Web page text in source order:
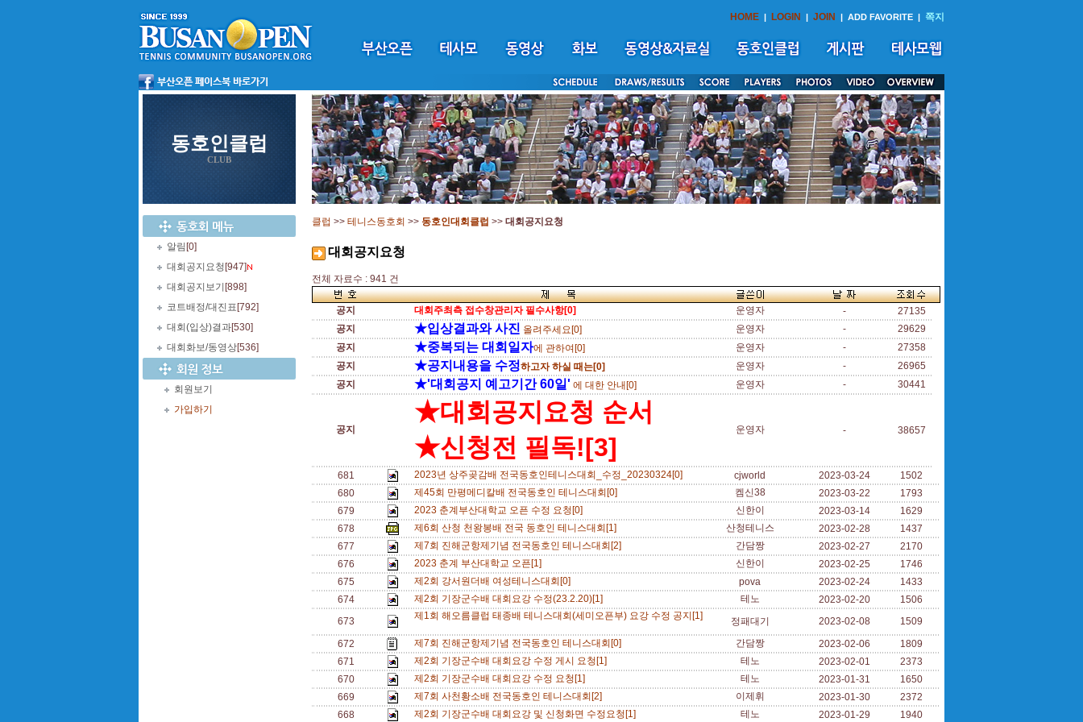
HOME | LOGIN | JOIN | ADD FAVORITE | 쪽지
동호인클럽
CLUB
알림 [0]
대회공지요청 [947]
대회공지보기 [898]
코트배정/대진표 [792]
대회(입상)결과[530]
대회화보/동영상[536]
회원보기
가입하기
클럽 >> 테니스동호회 >> 동호인대회클럽 >> 대회공지요청
대회공지요청
전체 자료수 : 941 건
공지 대회주최측 접수창관리자 필수사항[0] 운영자 -
27135
공지
★입상결과와 사진 올려주세요[0] 운영자 -
29629
공지
★중복되는 대회일자에 관하여[0] 운영자 -
27358
공지
★공지내용을 수정하고자 하실 때는[0] 운영자 -
26965
공지
★'대회공지 예고기간 60일' 에 대한 안내[0] 운영자 - 30441
공지
★대회공지요청 순서
★신청전 필독![3]
운영자 - 38657
681 2023년 상주곶감배 전국동호인테니스대회_수정_20230324[0] cjworld 2023-03-24
1502
680
제45회 만평메디칼배 전국동호인 테니스대회[0] 켐신38 2023-03-22
1793
679
2023 춘계부산대학교 오픈 수정 요청[0] 신한이 2023-03-14
1629
678
제6회 산청 천왕봉배 전국 동호인 테니스대회[1] 산청테니스 2023-02-28
1437
677
제7회 진해군항제기념 전국동호인 테니스대회[2] 간담짱 2023-02-27
2170
676
2023 춘계 부산대학교 오픈[1] 신한이 2023-02-25
1746
675
제2회 강서원더배 여성테니스대회[0] pova 2023-02-24
1433
674
제2회 기장군수배 대회요강 수정(23.2.20)[1] 테노 2023-02-20
1506
673
제1회 해오름클럽 태종배 테니스대회(세미오픈부) 요강 수정 공지[1] 정패대기 2023-02-08
1509
672
제7회 진해군항제기념 전국동호인 테니스대회[0] 간담짱 2023-02-06
1809
671
제2회 기장군수배 대회요강 수정 게시 요청[1] 테노 2023-02-01
2373
670
제2회 기장군수배 대회요강 수정 요청[1] 테노 2023-01-31
1650
669
제7회 사천황소배 전국동호인 테니스대회[2] 이제휘 2023-01-30
2372
668
제2회 기장군수배 대회요강 및 신청화면 수정요청[1] 테노 2023-01-29 1940